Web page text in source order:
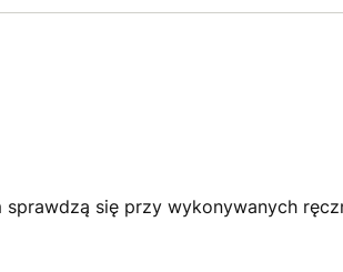
się przy wykonywanych